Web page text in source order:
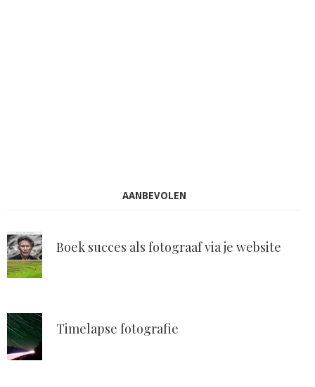
AANBEVOLEN
Boek succes als fotograaf via je website
Timelapse fotografie